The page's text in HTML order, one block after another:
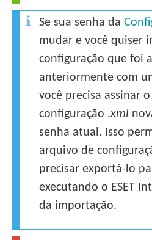
Se sua senha da
mudar e você quiser
configuração que foi
anteriormente com
você precisa assinar
configuração .xml
senha atual. Isso
arquivo de
precisar exportá-lo
executando o ESET
da importação.